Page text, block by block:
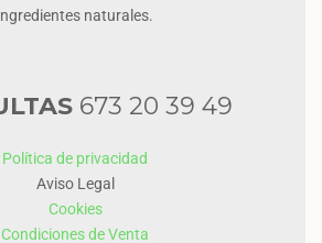
naturales.
673 20 39 49
Política de privacidad
Aviso Legal
Cookies
Condiciones de Venta